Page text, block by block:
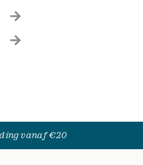
vanaf €20